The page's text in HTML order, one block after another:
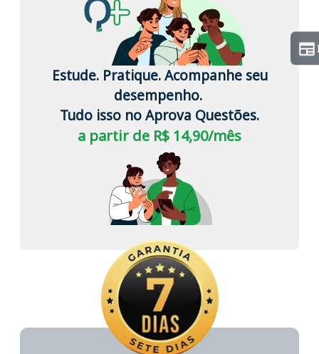
Estude. Pratique. Acompanhe seu
desempenho.
Tudo isso no Aprova Questões.
a partir de R$ 14,90/mês